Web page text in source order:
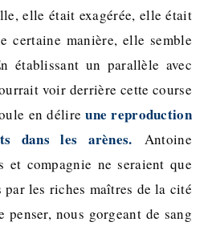
elle était exagérée, elle était
certaine manière, elle semble
établissant un parallèle avec
voir derrière cette course
en délire une reproduction
dans les arènes.
Antoine
et compagnie ne seraient que
par les riches maîtres de la cité
penser, nous gorgeant de sang